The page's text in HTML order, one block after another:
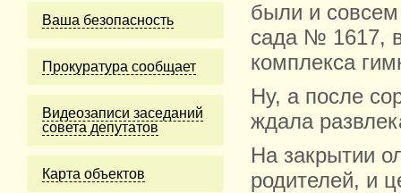
Ваша безопасность
Прокуратура сообщает
Видеозаписи заседаний
совета депутатов
Карта объектов
были и совсем
сада № 1617,
комплекса
Ну, а после
ждала
На закрытии
родителей, и